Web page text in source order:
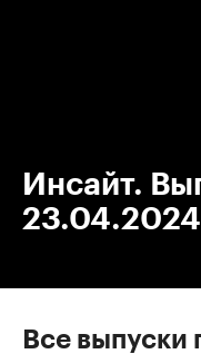
Инсайт.
23.04.2024
Все